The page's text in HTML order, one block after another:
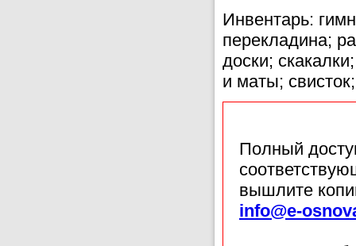
Инвентарь:
перекладина;
доски;
и маты;
Полный
вышлите
info@e-